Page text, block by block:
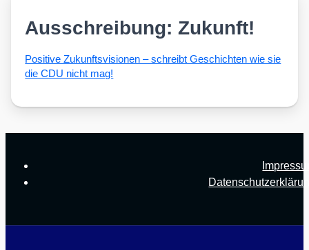
Ausschreibung: Zukunft!
Posi­ti­ve Zukunfts­vi­sio­nen – schreibt Geschich­ten wie sie
die CDU nicht mag!